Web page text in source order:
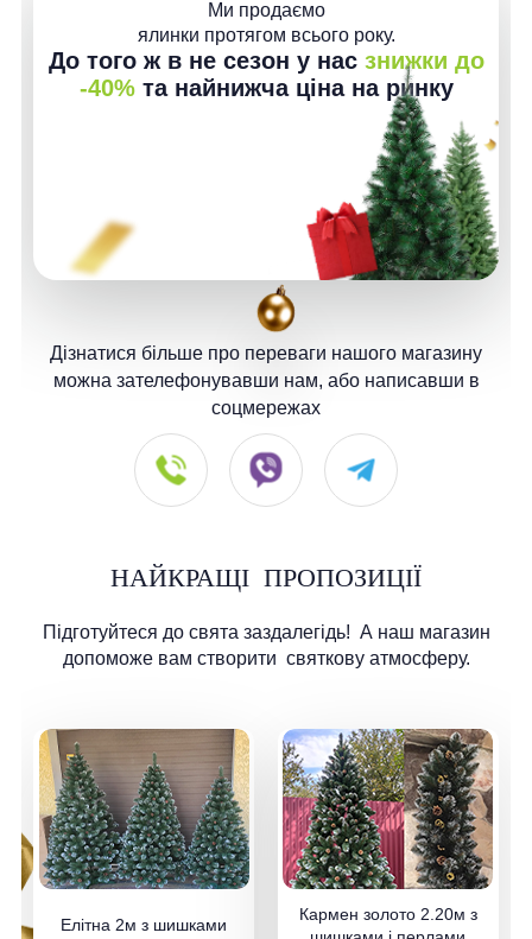
Ми продаємо
ялинки протягом всього року.
До того ж в не сезон у нас знижки до
-40%та найнижча ціна на ринку
Дізнатися більше про переваги нашого магазину
можна зателефонувавши нам, або написавши в
соцмережах
НАЙКРАЩІ ПРОПОЗИЦІЇ
Підготуйтеся до свята заздалегідь! А наш магазин
допоможе вам створити святкову атмосферу.
Елітна 2м з шишками
Кармен золото 2.20м з